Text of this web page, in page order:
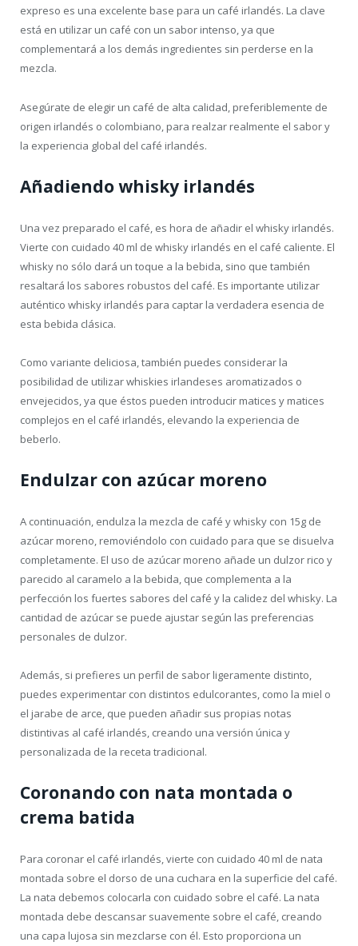
expreso es una excelente base para un café irlandés. La clave
está en utilizar un café con un sabor intenso, ya que
complementará a los demás ingredientes sin perderse en la
mezcla.
Asegúrate de elegir un café de alta calidad, preferiblemente de
origen irlandés o colombiano, para realzar realmente el sabor y
la experiencia global del café irlandés.
Añadiendo whisky irlandés
Una vez preparado el café, es hora de añadir el whisky irlandés.
Vierte con cuidado 40 ml de whisky irlandés en el café caliente. El
whisky no sólo dará un toque a la bebida, sino que también
resaltará los sabores robustos del café. Es importante utilizar
auténtico whisky irlandés para captar la verdadera esencia de
esta bebida clásica.
Como variante deliciosa, también puedes considerar la
posibilidad de utilizar whiskies irlandeses aromatizados o
envejecidos, ya que éstos pueden introducir matices y matices
complejos en el café irlandés, elevando la experiencia de
beberlo.
Endulzar con azúcar moreno
A continuación, endulza la mezcla de café y whisky con 15g de
azúcar moreno, removiéndolo con cuidado para que se disuelva
completamente. El uso de azúcar moreno añade un dulzor rico y
parecido al caramelo a la bebida, que complementa a la
perfección los fuertes sabores del café y la calidez del whisky. La
cantidad de azúcar se puede ajustar según las preferencias
personales de dulzor.
Además, si prefieres un perfil de sabor ligeramente distinto,
puedes experimentar con distintos edulcorantes, como la miel o
el jarabe de arce, que pueden añadir sus propias notas
distintivas al café irlandés, creando una versión única y
personalizada de la receta tradicional.
Coronando con nata montada o
crema batida
Para coronar el café irlandés, vierte con cuidado 40 ml de nata
montada sobre el dorso de una cuchara en la superficie del café.
La nata debemos colocarla con cuidado sobre el café. La nata
montada debe descansar suavemente sobre el café, creando
una capa lujosa sin mezclarse con él. Esto proporciona un